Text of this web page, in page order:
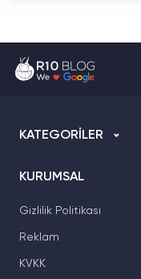
KATEGORİLER
KURUMSAL
Gizlilik Politikası
Reklam
KVKK